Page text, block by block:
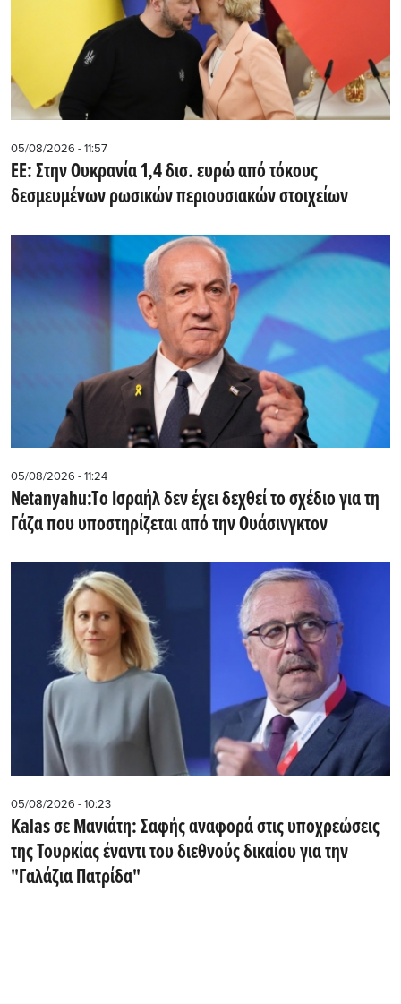
05/08/2026 - 11:57
ΕΕ: Στην Ουκρανία 1,4 δισ. ευρώ από τόκους
δεσμευμένων ρωσικών περιουσιακών στοιχείων
05/08/2026 - 11:24
Netanyahu:Tο Ισραήλ δεν έχει δεχθεί το σχέδιο για τη
Γάζα που υποστηρίζεται από την Ουάσινγκτον
05/08/2026 - 10:23
Kalas σε Μανιάτη: Σαφής αναφορά στις υποχρεώσεις
της Τουρκίας έναντι του διεθνούς δικαίου για την
"Γαλάζια Πατρίδα"